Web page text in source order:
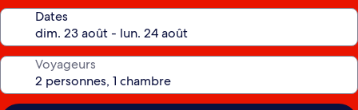
Dates
Voyageurs